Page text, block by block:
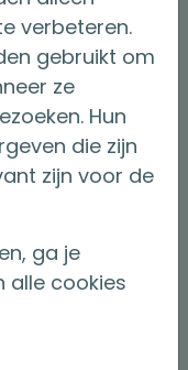
verbeteren.
gebruikt om
ze
Hun
die zijn
zijn voor de
ga je
alle cookies